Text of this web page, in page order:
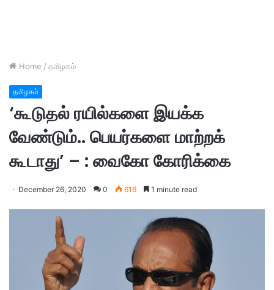
Home / தமிழகம்
தமிழகம்
‘கூடுதல் ரயில்களை இயக்க
வேண்டும்.. பெயர்களை மாற்றக்
கூடாது’ – : வைகோ கோரிக்கை
December 26, 2020 0 616 1 minute read